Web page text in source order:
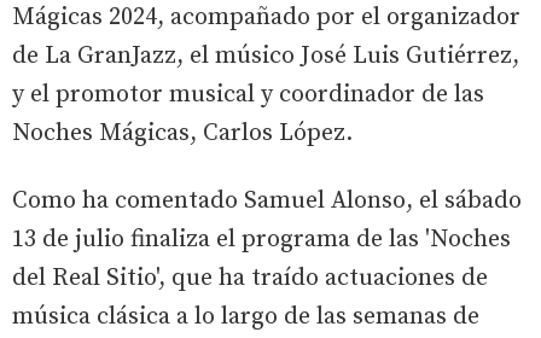
Mágicas 2024, acompañado por el organizador
de La GranJazz, el músico José Luis Gutiérrez,
y el promotor musical y coordinador de las
Noches Mágicas, Carlos López.
Como ha comentado Samuel Alonso, el sábado
13 de julio finaliza el programa de las 'Noches
del Real Sitio', que ha traído actuaciones de
música clásica a lo largo de las semanas de